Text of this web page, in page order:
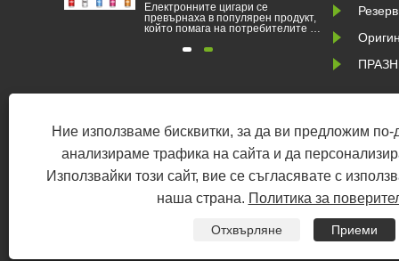
Ние използваме бисквитки, за да ви предложим
анализираме трафика на сайта и да
Използвайки този сайт, вие се съгласявате с
наша страна. Политика за
Отхвърляне Приеми
и
Електронните цигари се
превърнаха в популярен продукт,
който помага на потребителите да
се откажат от тютюнопушенето.
Освен това има някои страни и
Производител на касети в Китай,
Никотин торбичка търговец на едро, доставчик на никотинова
Попълнено POD устройство, Pod System, затворено